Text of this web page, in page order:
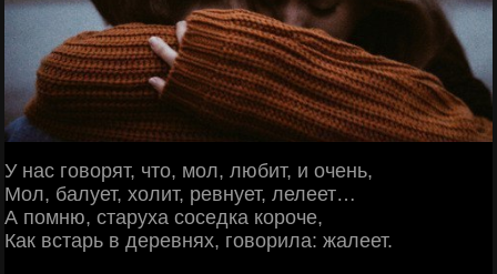
У нас говорят, что, мол, любит, и очень,
Мол, балует, холит, ревнует, лелеет…
А помню, старуха соседка короче,
Как встарь в деревнях, говорила: жалеет.